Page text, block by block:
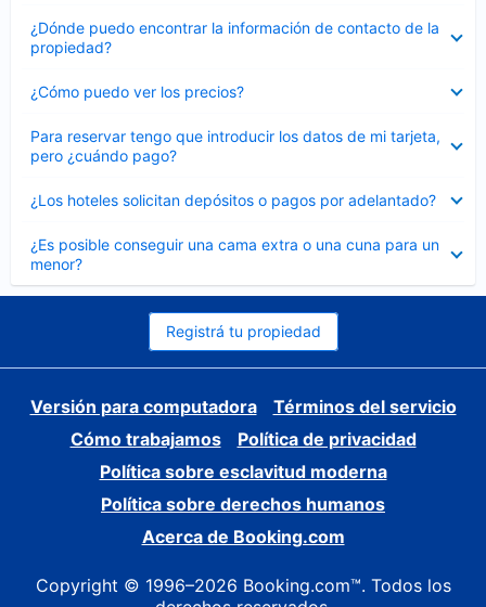
¿Dónde puedo encontrar la información de contacto de la
propiedad?
cerrado
¿Cómo puedo ver los precios?
cerrado
Para reservar tengo que introducir los datos de mi tarjeta,
pero ¿cuándo pago?
cerrado
¿Los hoteles solicitan depósitos o pagos por adelantado?
cerrado
¿Es posible conseguir una cama extra o una cuna para un
menor?
cerrado
Registrá tu propiedad
Versión para computadora
Términos del servicio
Cómo trabajamos
Política de privacidad
Política sobre esclavitud moderna
Política sobre derechos humanos
Acerca de Booking.com
Copyright © 1996–2026 Booking.com™. Todos los